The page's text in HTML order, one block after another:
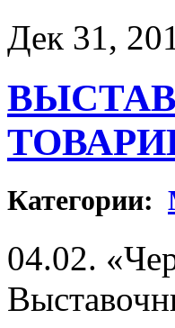
Дек 31,
Категории:
04.02.